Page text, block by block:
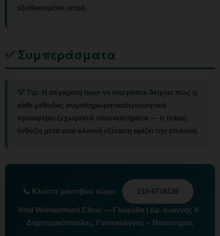
εξειδικευμένο ιατρό.
✅ Συμπεράσματα
💡 Tip: Η σύγκριση laser vs morpheus δείχνει πως η
κάθε μέθοδος συμπληρωματικά/ερευνητικά
προσφέρει ξεχωριστά πλεονεκτήματα — η τελική
ένδειξη μετά από κλινική εξέταση ορίζει την επιλογή.
📞 Κλείστε ραντεβού τώρα: 210-6716126
Vital WomanHood Clinic — Γλυφάδα | Δρ. Ιωάννης Κ.
Δημητρακόπουλος, Γυναικολόγος – Μαιευτήρας